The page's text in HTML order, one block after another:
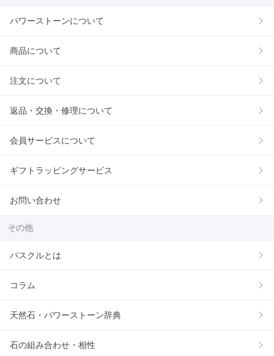
パワーストーンについて
商品について
注文について
返品・交換・修理について
会員サービスについて
ギフトラッピングサービス
お問い合わせ
その他
パスクルとは
コラム
天然石・パワーストーン辞典
石の組み合わせ・相性